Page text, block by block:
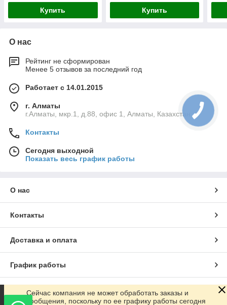
Купить Купить
О нас
Рейтинг не сформирован
Менее 5 отзывов за последний год
Работает с 14.01.2015
г. Алматы
г.Алматы, мкр.1, д.88, офис 1, Алматы, Казахстан
Контакты
Сегодня выходной
Показать весь график работы
О нас
Контакты
Доставка и оплата
График работы
Полная версия сайта
Сейчас компания не может обработать заказы и
сообщения, поскольку по ее графику работы сегодня